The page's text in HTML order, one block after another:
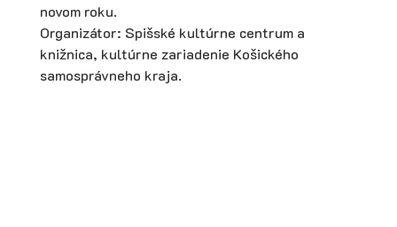
novom roku.
Organizátor: Spišské kultúrne centrum a
knižnica, kultúrne zariadenie Košického
samosprávneho kraja.